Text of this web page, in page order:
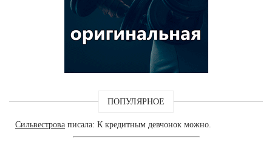
ПОПУЛЯРНОЕ
Сильвестрова писала: К кредитным девчонок можно.